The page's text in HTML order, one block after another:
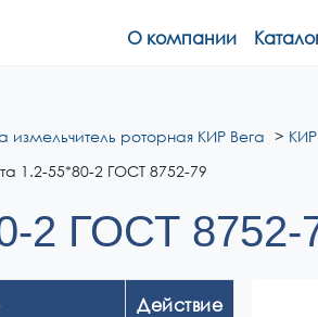
О компании
измельчитель роторная КИР Вега
1.2-55*80-2 ГОСТ 8752-79
2 ГОСТ 8752-
Действие